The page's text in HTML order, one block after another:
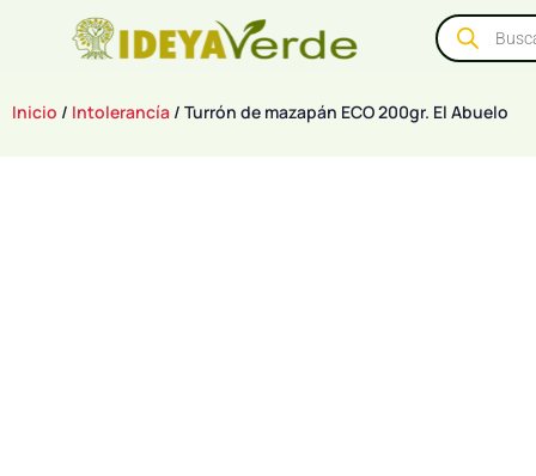
Inicio / Intolerancía / Turrón de mazapán ECO 200gr. El Abuelo